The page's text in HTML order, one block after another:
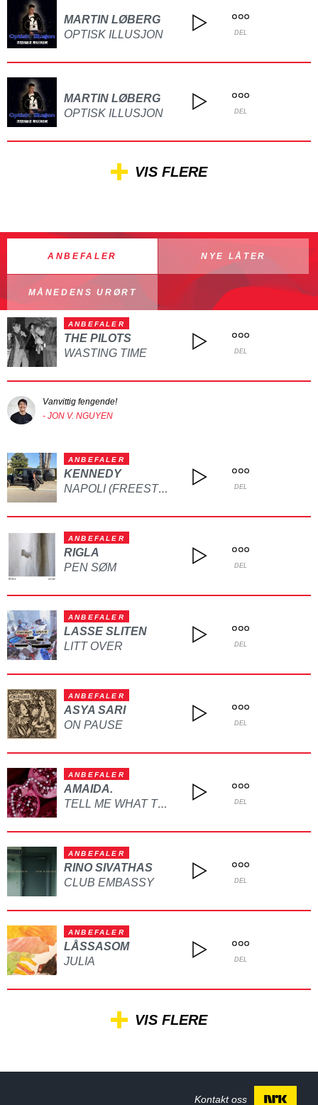
MARTIN LØBERG
OPTISK ILLUSJON
DEL
MARTIN LØBERG
OPTISK ILLUSJON
DEL
VIS FLERE
ANBEFALER NYE LÅTER
MÅNEDENS URØRT
ANBEFALER
THE PILOTS
WASTING TIME
DEL
Vanvittig fengende!
- JON V. NGUYEN
ANBEFALER
KENNEDY
NAPOLI (FREESTYLE) DEL
ANBEFALER
RIGLA
PEN SØM
DEL
ANBEFALER
LASSE SLITEN
LITT OVER
DEL
ANBEFALER
ASYA SARI
ON PAUSE
DEL
ANBEFALER
AMAIDA.
TELL ME WHAT TO DO DEL
ANBEFALER
RINO SIVATHAS
CLUB EMBASSY
DEL
ANBEFALER
LÅSSASOM
JULIA
DEL
VIS FLERE
Kontakt oss